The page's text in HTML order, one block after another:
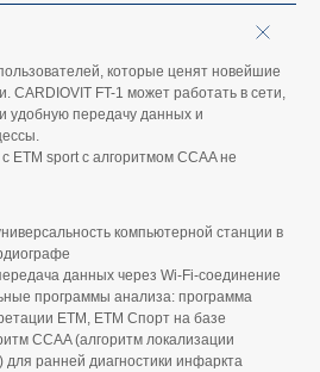
которые ценят новейшие
CARDIOVIT FT-1 может работать в сети,
удобную передачу данных и
ETM sport с алгоритмом CCAA не
компьютерной станции в
данных через Wi-Fi-соединение
программы анализа: программа
ETM, ETM Спорт на базе
CCAA (алгоритм локализации
для ранней диагностики инфаркта